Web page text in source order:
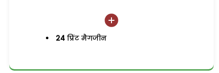
24 प्रिंट मैगजीन